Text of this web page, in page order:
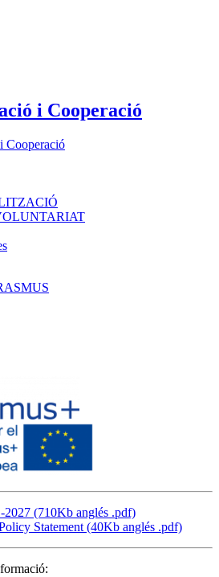
i Cooperació
Cooperació
2027 (710Kb anglés .pdf)
Statement (40Kb anglés .pdf)